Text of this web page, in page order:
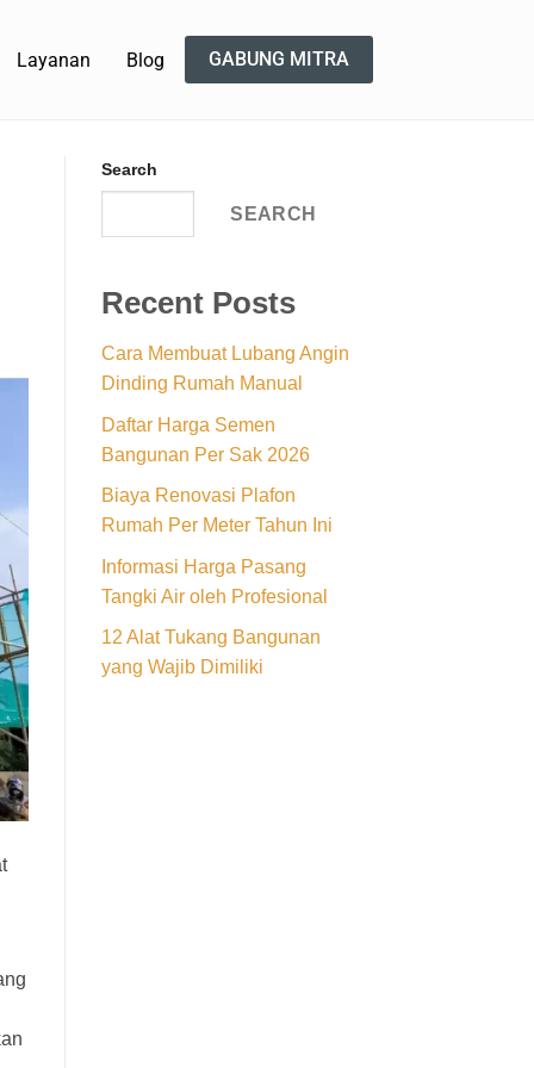
Layanan Blog GABUNG MITRA
Search
SEARCH
Recent Posts
Cara Membuat Lubang Angin
Dinding Rumah Manual
Daftar Harga Semen
Bangunan Per Sak 2026
Biaya Renovasi Plafon
Rumah Per Meter Tahun Ini
Informasi Harga Pasang
Tangki Air oleh Profesional
12 Alat Tukang Bangunan
yang Wajib Dimiliki